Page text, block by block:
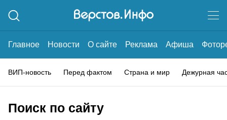
Главное Новости О сайте Реклама Афиша
ВИП-новость Перед фактом Страна и мир Дежурная
Поиск по сайту